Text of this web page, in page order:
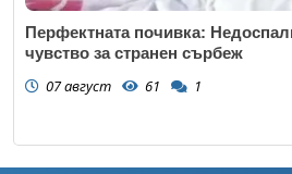
Перфектната почивка:
чувство за странен сърбеж
07 август 61 1